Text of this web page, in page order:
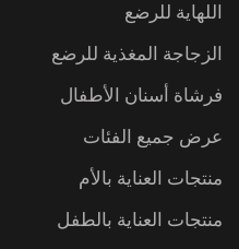
اللهاية للرضع
الزجاجة المغذية للرضع
فرشاة أسنان الأطفال
عرض جميع الفئات
منتجات العناية بالأم
منتجات العناية بالطفل